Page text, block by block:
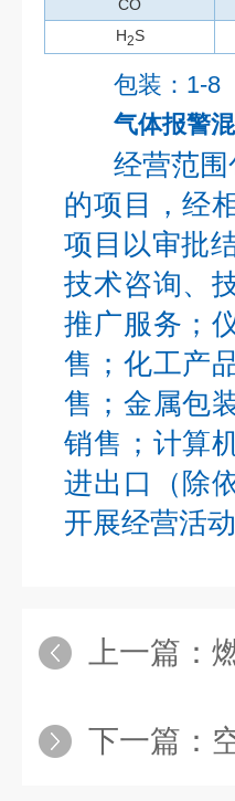
CO
H2S
包装：1-8
气体报警
经营范
的项目，经
项目以审批
技术咨询、
推广服务；
售；化工产
售；金属包
销售；计算
进出口（除
开展经营活动
上一篇：
下一篇：